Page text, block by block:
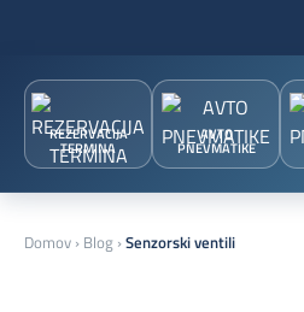
REZERVACIJA
TERMINA
AVTO
PNEVMATIKE
Domov › Blog ›Senzorski ventili